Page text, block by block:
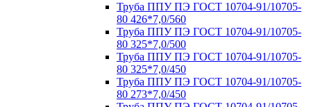
Труба ППУ ПЭ ГОСТ 10704-91/10705-
80 426*7,0/560
Труба ППУ ПЭ ГОСТ 10704-91/10705-
80 325*7,0/500
Труба ППУ ПЭ ГОСТ 10704-91/10705-
80 325*7,0/450
Труба ППУ ПЭ ГОСТ 10704-91/10705-
80 273*7,0/450